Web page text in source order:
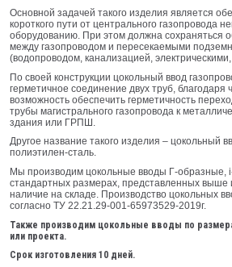
Основной задачей такого изделия является
короткого пути от центрального газопровода
оборудованию. При этом должна сохраняться
между газопроводом и пересекаемыми
(водопроводом, канализацией,
По своей конструкции цокольный ввод
герметичное соединение двух труб, благодаря
возможность обеспечить герметичность
трубы магистрального газопровода к
здания или ГРПШ.
Другое название такого изделия – цокольный
полиэтилен-сталь.
Мы производим цокольные вводы Г-образные,
стандартных размерах, представленных выше
наличие на складе. Производство цокольных
согласно ТУ 22.21.29-001-65973529-2019г.
Также производим цокольные вводы по
или проекта.
Срок изготовления 10 дней.